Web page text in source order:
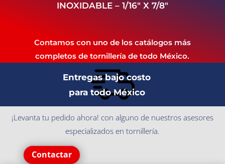
INOXIDABLE – 1/16″ X 7/8″
Contamos con uno de los catálogos más
completos de tornillería de todo México.
Entregas bajo costo
para todo México
¡Levanta tu pedido ahora! con alguno de nuestros asesores
especializados en tornillería.
Contactar